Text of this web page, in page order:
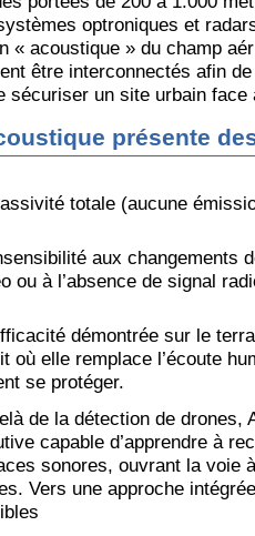
optroniques et
« acoustique » du champ
être interconnectés afin
sécuriser un site urbain face
présente
totale (aucune
aux changements
ou à l’absence de signal
démontrée sur le
où elle remplace l’écoute
se protéger.
de la détection de drones,
capable d’apprendre à
sonores, ouvrant la voie
Vers une approche